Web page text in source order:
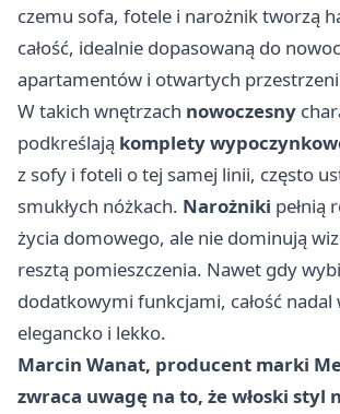
czemu sofa, fotele i narożnik tworzą
całość, idealnie dopasowaną do
apartamentów i otwartych
W takich wnętrzach nowoczesny
podkreślają komplety
z sofy i foteli o tej samej linii, często
smukłych nóżkach. Narożniki pełnią
życia domowego, ale nie dominują
resztą pomieszczenia. Nawet gdy
dodatkowymi funkcjami, całość nadal
elegancko i lekko.
Marcin Wanat, producent marki
zwraca uwagę na to, że włoski styl